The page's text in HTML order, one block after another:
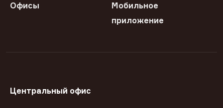
Офисы
Мобильное
приложение
Центральный офис